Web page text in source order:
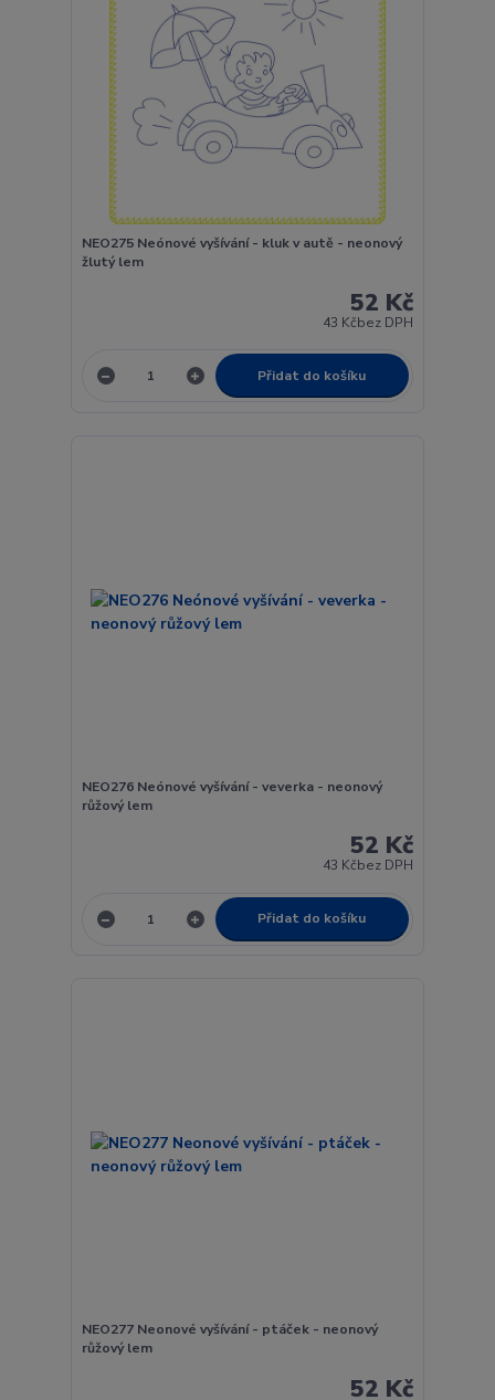
NEO275 Neónové vyšívání - kluk v autě - neonový
žlutý lem
52 Kč
43 Kčbez DPH
Přidat do košíku
NEO276 Neónové vyšívání - veverka - neonový
růžový lem
52 Kč
43 Kčbez DPH
Přidat do košíku
NEO277 Neonové vyšívání - ptáček - neonový
růžový lem
52 Kč